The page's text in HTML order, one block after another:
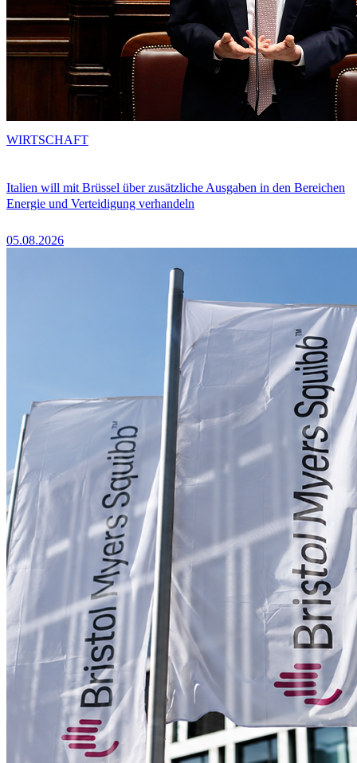
Italien will mit Brüssel über zusätzliche Ausgaben in den Bereichen
Energie und Verteidigung verhandeln
05.08.2026
WIRTSCHAFT